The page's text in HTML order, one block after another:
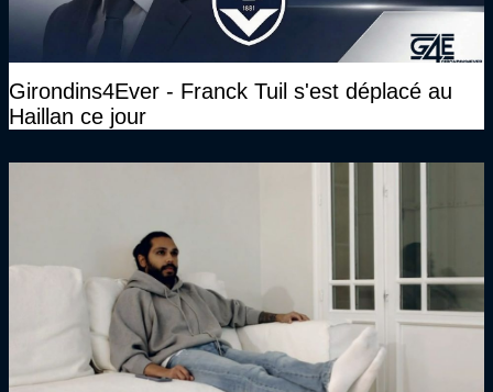
Girondins4Ever - Franck Tuil s'est déplacé au
Haillan ce jour